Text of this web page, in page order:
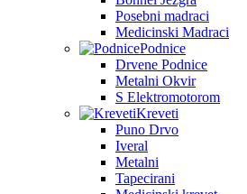
Posebni madraci
Medicinski Madraci
Podnice
Drvene Podnice
Metalni Okvir
S Elektromotorom
Kreveti
Puno Drvo
Iveral
Metalni
Tapecirani